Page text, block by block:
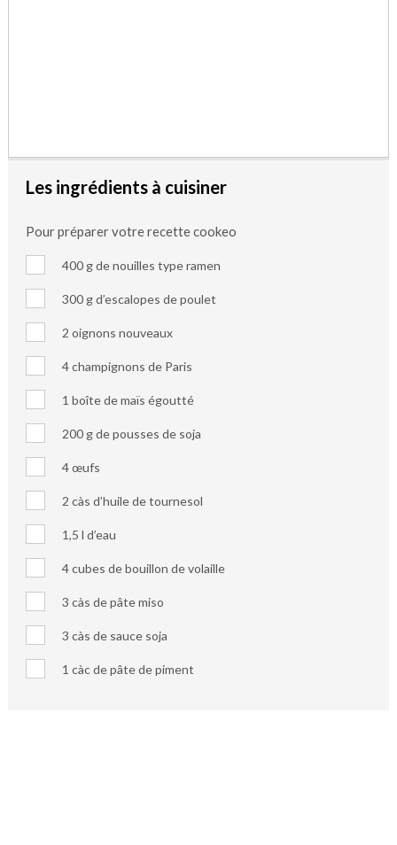
Les ingrédients à cuisiner
Pour préparer votre recette cookeo
400 g de nouilles type ramen
300 g d’escalopes de poulet
2 oignons nouveaux
4 champignons de Paris
1 boîte de maïs égoutté
200 g de pousses de soja
4 œufs
2 càs d’huile de tournesol
1,5 l d’eau
4 cubes de bouillon de volaille
3 càs de pâte miso
3 càs de sauce soja
1 càc de pâte de piment